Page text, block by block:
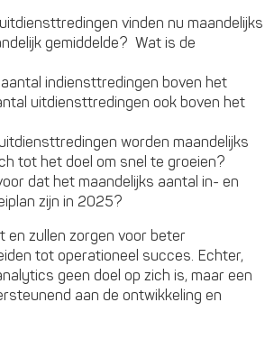
vinden nu maandelijks
gemiddelde? Wat is de
indiensttredingen boven het
uitdiensttredingen ook boven het
worden maandelijks
tot het doel om snel te groeien?
dat het maandelijks aantal in- en
zijn in 2025?
en zullen zorgen voor beter
tot operationeel succes. Echter,
geen doel op zich is, maar een
aan de ontwikkeling en